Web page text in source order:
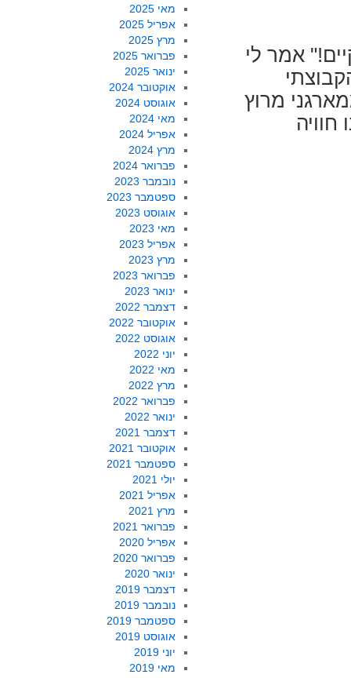
אמר לי
מרוץ
מאי 2025
אפריל 2025
מרץ 2025
פברואר 2025
ינואר 2025
אוקטובר 2024
אוגוסט 2024
מאי 2024
אפריל 2024
מרץ 2024
פברואר 2024
נובמבר 2023
ספטמבר 2023
אוגוסט 2023
מאי 2023
אפריל 2023
מרץ 2023
פברואר 2023
ינואר 2023
דצמבר 2022
אוקטובר 2022
אוגוסט 2022
יוני 2022
מאי 2022
מרץ 2022
פברואר 2022
ינואר 2022
דצמבר 2021
אוקטובר 2021
ספטמבר 2021
יולי 2021
אפריל 2021
מרץ 2021
פברואר 2021
אפריל 2020
פברואר 2020
ינואר 2020
דצמבר 2019
נובמבר 2019
ספטמבר 2019
אוגוסט 2019
יוני 2019
מאי 2019